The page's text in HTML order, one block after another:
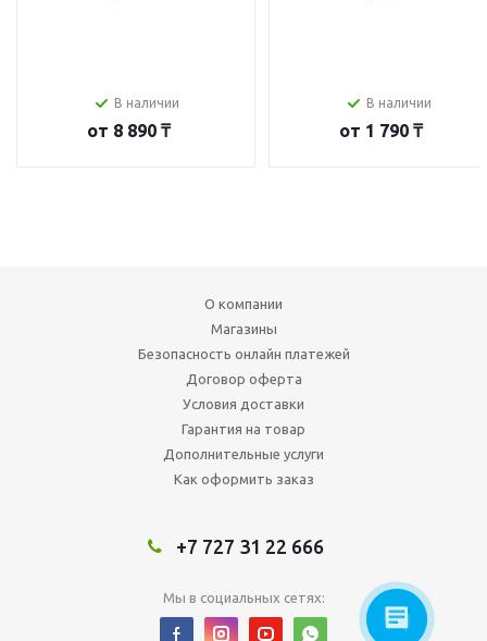
В наличии
от 8 890 ₸
В наличии
от 1 790 ₸
О компании
Магазины
Безопасность онлайн платежей
Договор оферта
Условия доставки
Гарантия на товар
Дополнительные услуги
Как оформить заказ
+7 727 31 22 666
Мы в социальных сетях: